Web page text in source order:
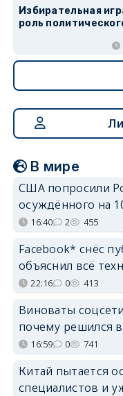
Избирательная
роль
В мире
США попросили
осуждённого на
16:40 2 455
Facebook* снёс
объяснил всё
22:16 0 413
Виноваты
почему решился
16:59 0 741
Китай пытается
специалистов и